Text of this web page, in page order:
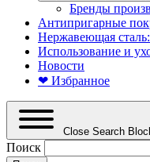
Бренды
Антипригарные
Нержавеющая
Использование и
Новости
❤ Избранное
Close Search
Поиск